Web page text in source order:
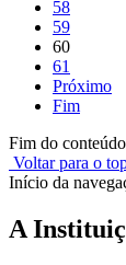
58
59
60
61
Próximo
Fim
Fim do
Voltar para o
Início da
A